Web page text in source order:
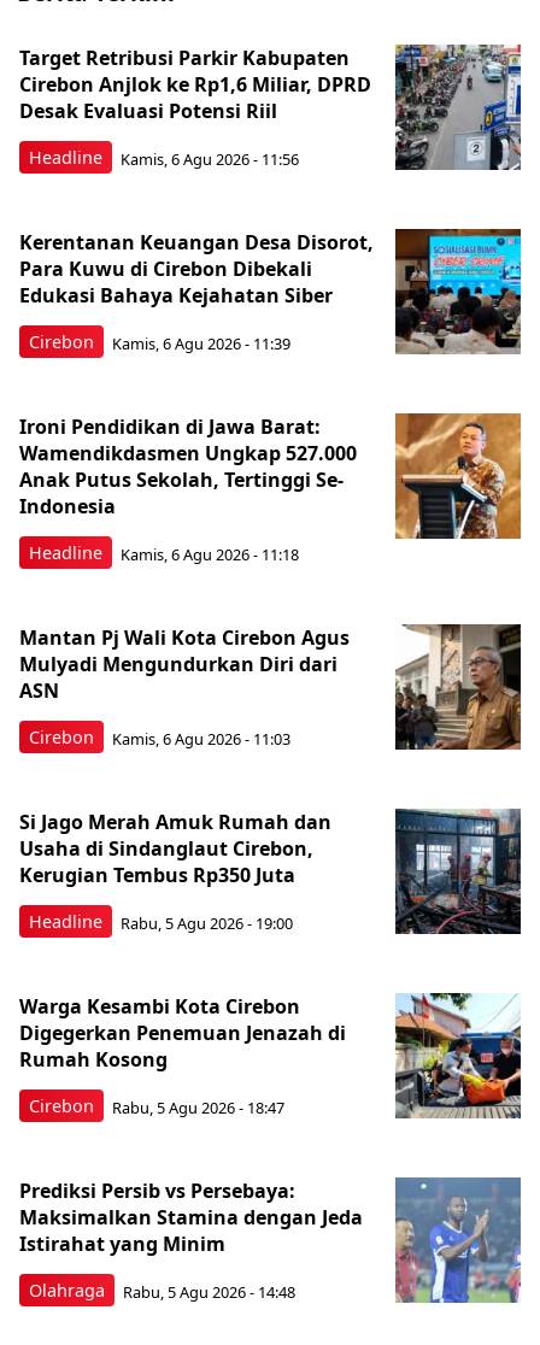
Headline
Target Retribusi Parkir Kabupaten
Cirebon Anjlok ke Rp1,6 Miliar, DPRD
Desak Evaluasi Potensi Riil
Kamis, 6 Agu 2026 - 11:56
Cirebon
Kerentanan Keuangan Desa Disorot,
Para Kuwu di Cirebon Dibekali
Edukasi Bahaya Kejahatan Siber
Kamis, 6 Agu 2026 - 11:39
Headline
Ironi Pendidikan di Jawa Barat:
Wamendikdasmen Ungkap 527.000
Anak Putus Sekolah, Tertinggi Se-
Indonesia
Kamis, 6 Agu 2026 - 11:18
Cirebon
Mantan Pj Wali Kota Cirebon Agus
Mulyadi Mengundurkan Diri dari
ASN
Kamis, 6 Agu 2026 - 11:03
Headline
Si Jago Merah Amuk Rumah dan
Usaha di Sindanglaut Cirebon,
Kerugian Tembus Rp350 Juta
Rabu, 5 Agu 2026 - 19:00
Cirebon
Warga Kesambi Kota Cirebon
Digegerkan Penemuan Jenazah di
Rumah Kosong
Rabu, 5 Agu 2026 - 18:47
Olahraga
Prediksi Persib vs Persebaya:
Maksimalkan Stamina dengan Jeda
Istirahat yang Minim
Rabu, 5 Agu 2026 - 14:48